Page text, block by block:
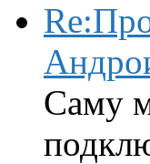
Саму